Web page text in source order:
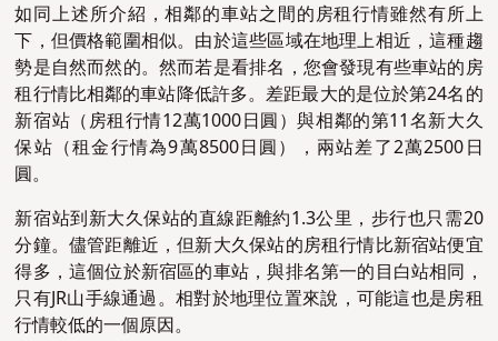
如同上述所介紹，相鄰的車站之間的房租行情雖然有所上
下，但價格範圍相似。由於這些區域在地理上相近，這種趨
勢是自然而然的。然而若是看排名，您會發現有些車站的房
租行情比相鄰的車站降低許多。差距最大的是位於第24名的
新宿站（房租行情12萬1000日圓）與相鄰的第11名新大久
保站（租金行情為9萬8500日圓），兩站差了2萬2500日
圓。
新宿站到新大久保站的直線距離約1.3公里，步行也只需20
分鐘。儘管距離近，但新大久保站的房租行情比新宿站便宜
得多，這個位於新宿區的車站，與排名第一的目白站相同，
只有JR山手線通過。相對於地理位置來說，可能這也是房租
行情較低的一個原因。